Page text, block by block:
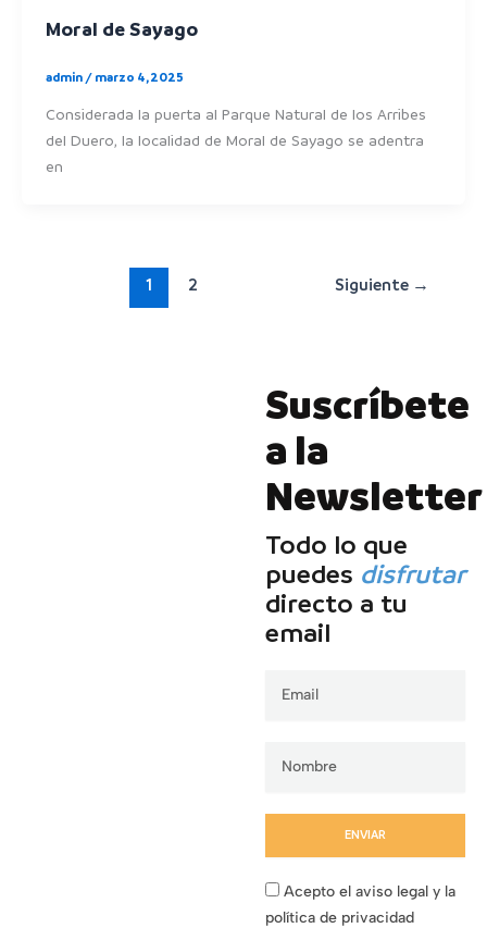
Moral de Sayago
admin / marzo 4, 2025
Considerada la puerta al Parque Natural de los Arribes
del Duero, la localidad de Moral de Sayago se adentra
en
1 2 Siguiente →
Suscríbete
a la
Newsletter
Todo lo que
puedes disfrutar
directo a tu
email
Acepto el aviso legal y la
política de privacidad
ENVIAR